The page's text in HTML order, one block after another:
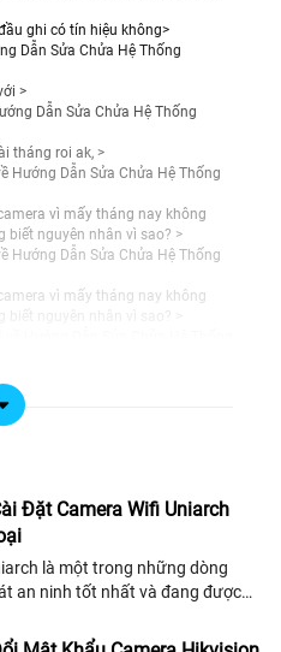
ghi có tín hiệu không>
Dẫn Sửa Chửa Hệ Thống
>
Dẫn Sửa Chửa Hệ Thống
tháng roi ak, >
Hướng Dẫn Sửa Chửa Hệ Thống
vì mấy tháng nay không
biết nguyên nhân vì sao? >
Hướng Dẫn Sửa Chửa Hệ Thống
vì mấy tháng nay không
xã Long mỹ, huyện đất đỏ, Brvt
sát cần được kết nối với
để đảm bảo bền, tín hiệu ổn định
nhiêu kể cả lắp giáp và thẻ. -
nếu đăt hàng thì hình thức giao
nào của nhà cung cấp nào là
thời gian hay dung lượng
hồi Xin chân thành cám ơn. >
Dẫn Sửa Chửa Hệ Thống
đang ở tp quần 3 tp.hcm>
Đặt Camera Wifi Uniarch
là một trong những dòng
an ninh tốt nhất và đang được
chi tiết và đa dạng...